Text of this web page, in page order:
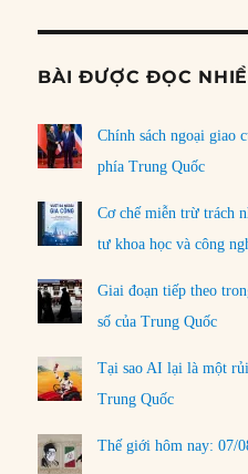
BÀI ĐƯỢC ĐỌC
Chính sách ngoại giao
phía Trung Quốc
Cơ chế miễn trừ trách
tư khoa học và công
Giai đoạn tiếp theo
số của Trung Quốc
Tại sao AI lại là một
Trung Quốc
Thế giới hôm nay: 07/